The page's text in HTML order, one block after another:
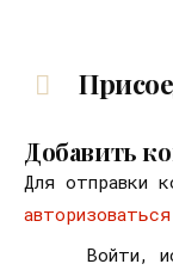
Добавить
Для отправки
авторизоваться
Войти,